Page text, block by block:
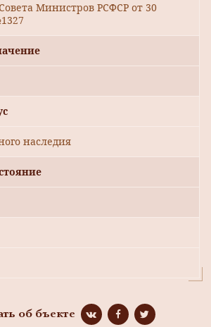
Министров РСФСР от 30
наследия
об бъекте